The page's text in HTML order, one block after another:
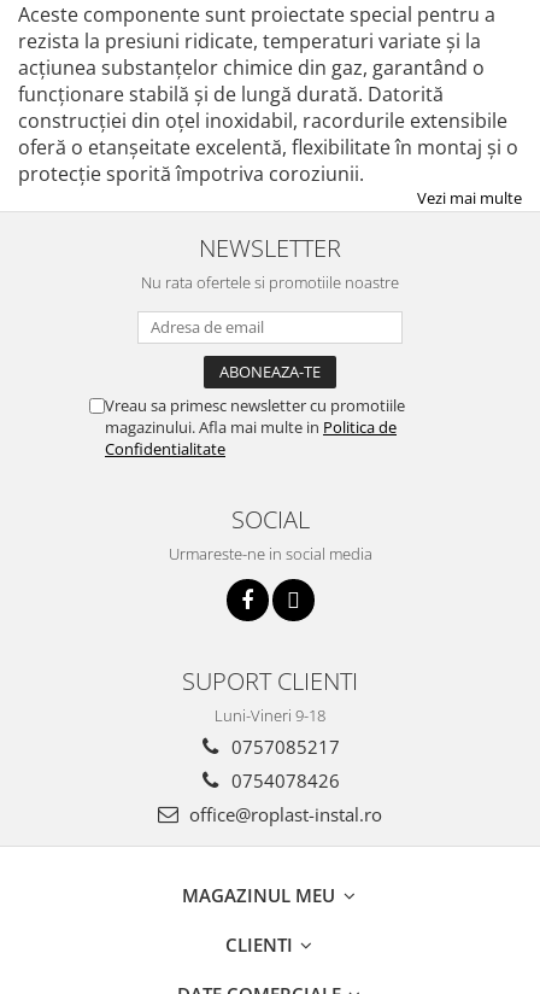
Aceste componente sunt proiectate special pentru a
rezista la presiuni ridicate, temperaturi variate și la
acțiunea substanțelor chimice din gaz, garantând o
funcționare stabilă și de lungă durată. Datorită
construcției din oțel inoxidabil, racordurile extensibile
oferă o etanșeitate excelentă, flexibilitate în montaj și o
protecție sporită împotriva coroziunii.
Vezi mai multe
NEWSLETTER
Nu rata ofertele si promotiile noastre
Vreau sa primesc newsletter cu promotiile
magazinului. Afla mai multe in Politica de
Confidentialitate
SOCIAL
Urmareste-ne in social media
SUPORT CLIENTI
Luni-Vineri 9-18
0757085217
0754078426
office@roplast-instal.ro
MAGAZINUL MEU
CLIENTI